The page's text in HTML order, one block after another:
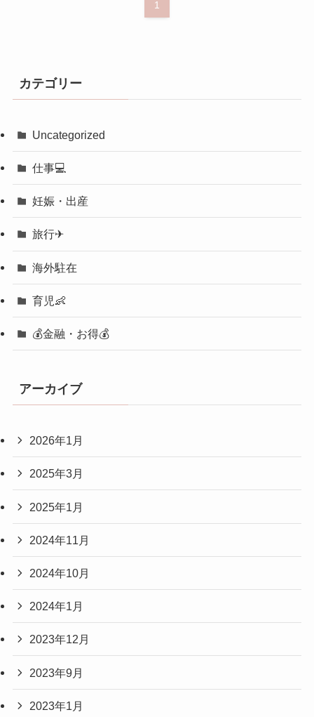
1
カテゴリー
Uncategorized
仕事💻
妊娠・出産
旅行✈︎
海外駐在
育児👶
💰金融・お得💰
アーカイブ
2026年1月
2025年3月
2025年1月
2024年11月
2024年10月
2024年1月
2023年12月
2023年9月
2023年1月